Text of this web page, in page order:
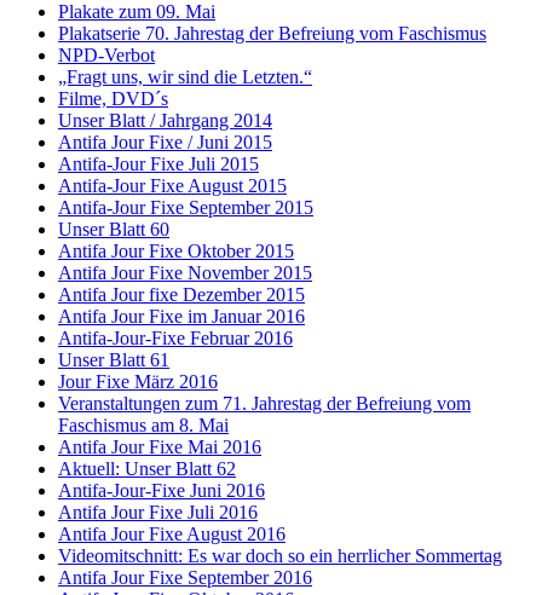
Plakate zum 09. Mai
Plakatserie 70. Jahrestag der Befreiung vom Faschismus
NPD-Verbot
„Fragt uns, wir sind die Letzten.“
Filme, DVD´s
Unser Blatt / Jahrgang 2014
Antifa Jour Fixe / Juni 2015
Antifa-Jour Fixe Juli 2015
Antifa-Jour Fixe August 2015
Antifa-Jour Fixe September 2015
Unser Blatt 60
Antifa Jour Fixe Oktober 2015
Antifa Jour Fixe November 2015
Antifa Jour fixe Dezember 2015
Antifa Jour Fixe im Januar 2016
Antifa-Jour-Fixe Februar 2016
Unser Blatt 61
Jour Fixe März 2016
Veranstaltungen zum 71. Jahrestag der Befreiung vom
Faschismus am 8. Mai
Antifa Jour Fixe Mai 2016
Aktuell: Unser Blatt 62
Antifa-Jour-Fixe Juni 2016
Antifa Jour Fixe Juli 2016
Antifa Jour Fixe August 2016
Videomitschnitt: Es war doch so ein herrlicher Sommertag
Antifa Jour Fixe September 2016